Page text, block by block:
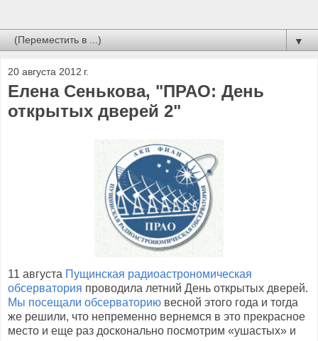
▼
20 августа 2012 г.
Елена Сенькова, "ПРАО: День
открытых дверей 2"
11 августа Пущинская радиоастрономическая
обсерватория проводила летний День открытых дверей.
Мы посещали обсерваторию весной этого года и тогда
же решили, что непременно вернемся в это прекрасное
место и еще раз досконально посмотрим «ушастых» и